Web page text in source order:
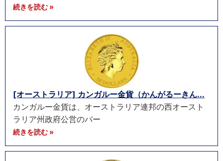
続きを読む »
[オーストラリア] カンガルー金貨（かんがるーきん...
カンガルー金貨は、オーストラリア連邦の西オースト
ラリア州政府公営のパー
続きを読む »